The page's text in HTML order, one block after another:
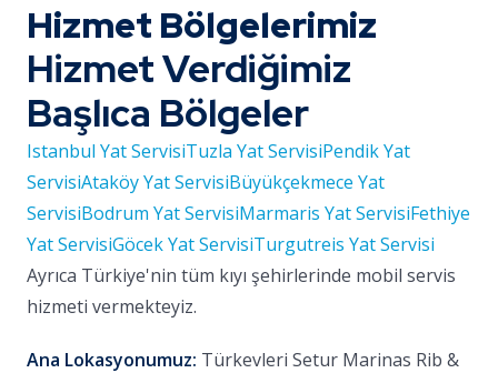
Hizmet Bölgelerimiz
Hizmet Verdiğimiz
Başlıca Bölgeler
Istanbul Yat ServisiTuzla Yat ServisiPendik Yat
ServisiAtaköy Yat ServisiBüyükçekmece Yat
ServisiBodrum Yat ServisiMarmaris Yat ServisiFethiye
Yat ServisiGöcek Yat ServisiTurgutreis Yat Servisi
Ayrıca Türkiye'nin tüm kıyı şehirlerinde mobil servis
hizmeti vermekteyiz.
Ana Lokasyonumuz: Türkevleri Setur Marinas Rib &